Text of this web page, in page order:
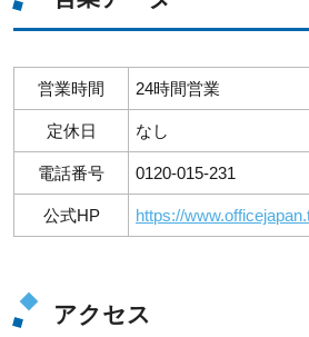
営業時間 24時間営業
定休日 なし
電話番号 0120-015-231
公式HP https://
アクセス